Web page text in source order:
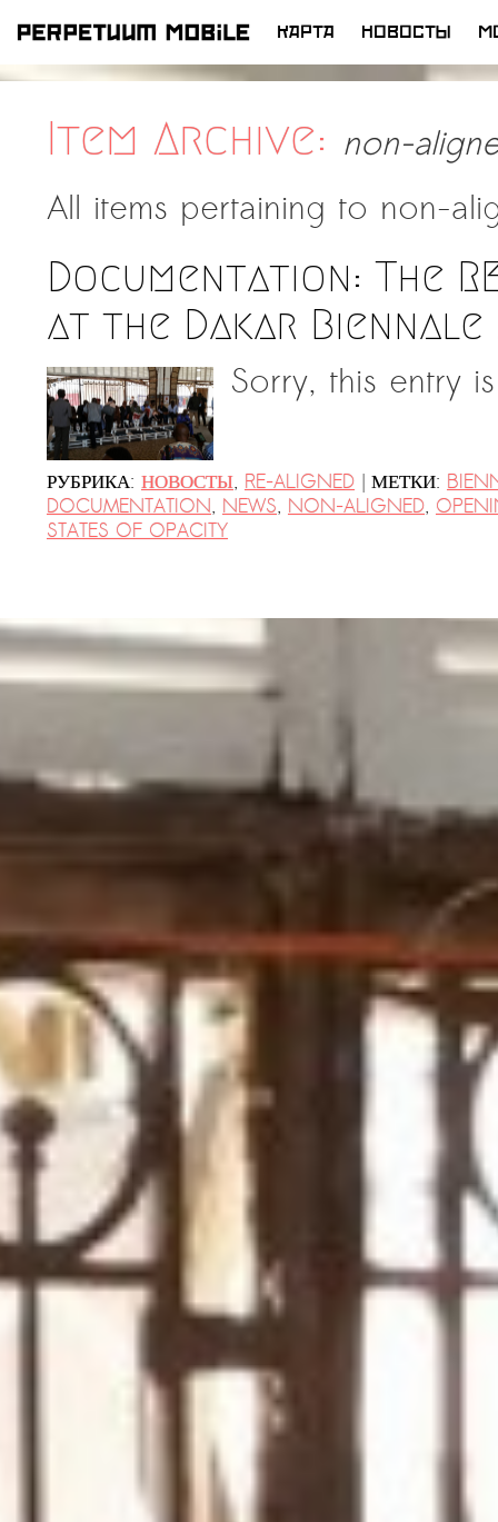
ПЕРЕЙТИ
КАРТА НОВОСТЫ
Item Archive: non-
All items pertaining to non-
Documentation: The
at the Dakar Biennale
Sorry, this entry
РУБРИКА: НОВОСТЫ, RE-ALIGNED | МЕТКИ:
DOCUMENTATION, NEWS, NON-ALIGNED,
STATES OF OPACITY